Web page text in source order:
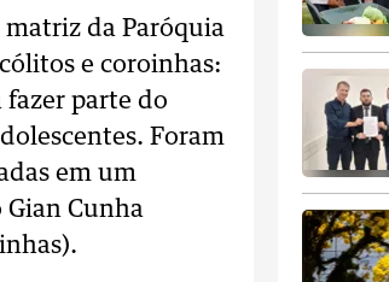
da Paróquia
e coroinhas:
fazer parte do
Foram
em um
Cunha